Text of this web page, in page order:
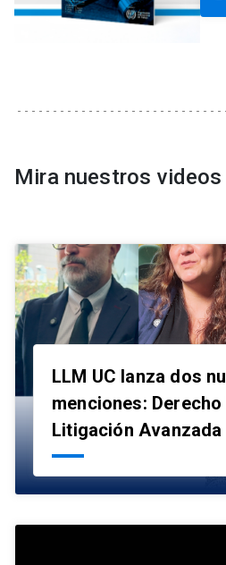
Mira nuestros videos
LLM UC lanza dos
menciones: Derecho
Litigación Avanzada